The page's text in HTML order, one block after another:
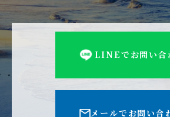
LINEでお問い合
メールでお問い合